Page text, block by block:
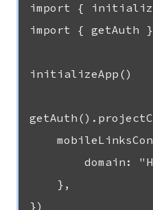
import {
import { getAuth
initializeApp()
domain:
    },